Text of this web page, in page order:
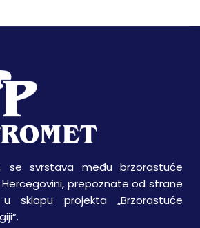
se svrstava među brzorastuće
Hercegovini, prepoznate od strane
sklopu projekta „Brzorastuće